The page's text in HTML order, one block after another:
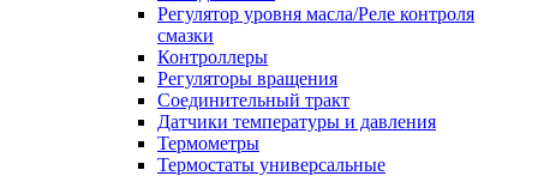
Регулятор уровня масла/Реле контроля
смазки
Контроллеры
Регуляторы вращения
Соединительный тракт
Датчики температуры и давления
Термометры
Термостаты универсальные